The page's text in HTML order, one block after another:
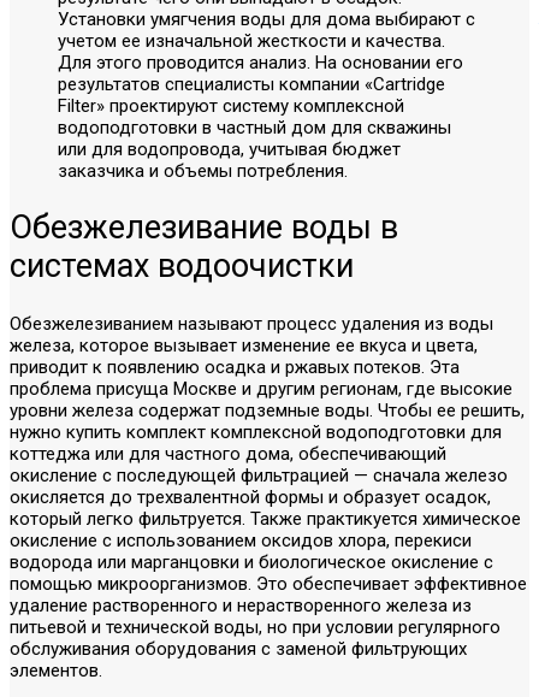
Установки умягчения воды для дома выбирают с
учетом ее изначальной жесткости и качества.
Для этого проводится анализ. На основании его
результатов специалисты компании «Cartridge
Filter» проектируют систему комплексной
водоподготовки в частный дом для скважины
или для водопровода, учитывая бюджет
заказчика и объемы потребления.
Обезжелезивание воды в
системах водоочистки
Обезжелезиванием называют процесс удаления из воды
железа, которое вызывает изменение ее вкуса и цвета,
приводит к появлению осадка и ржавых потеков. Эта
проблема присуща Москве и другим регионам, где высокие
уровни железа содержат подземные воды. Чтобы ее решить,
нужно купить комплект комплексной водоподготовки для
коттеджа или для частного дома, обеспечивающий
окисление с последующей фильтрацией — сначала железо
окисляется до трехвалентной формы и образует осадок,
который легко фильтруется. Также практикуется химическое
окисление с использованием оксидов хлора, перекиси
водорода или марганцовки и биологическое окисление с
помощью микроорганизмов. Это обеспечивает эффективное
удаление растворенного и нерастворенного железа из
питьевой и технической воды, но при условии регулярного
обслуживания оборудования с заменой фильтрующих
элементов.